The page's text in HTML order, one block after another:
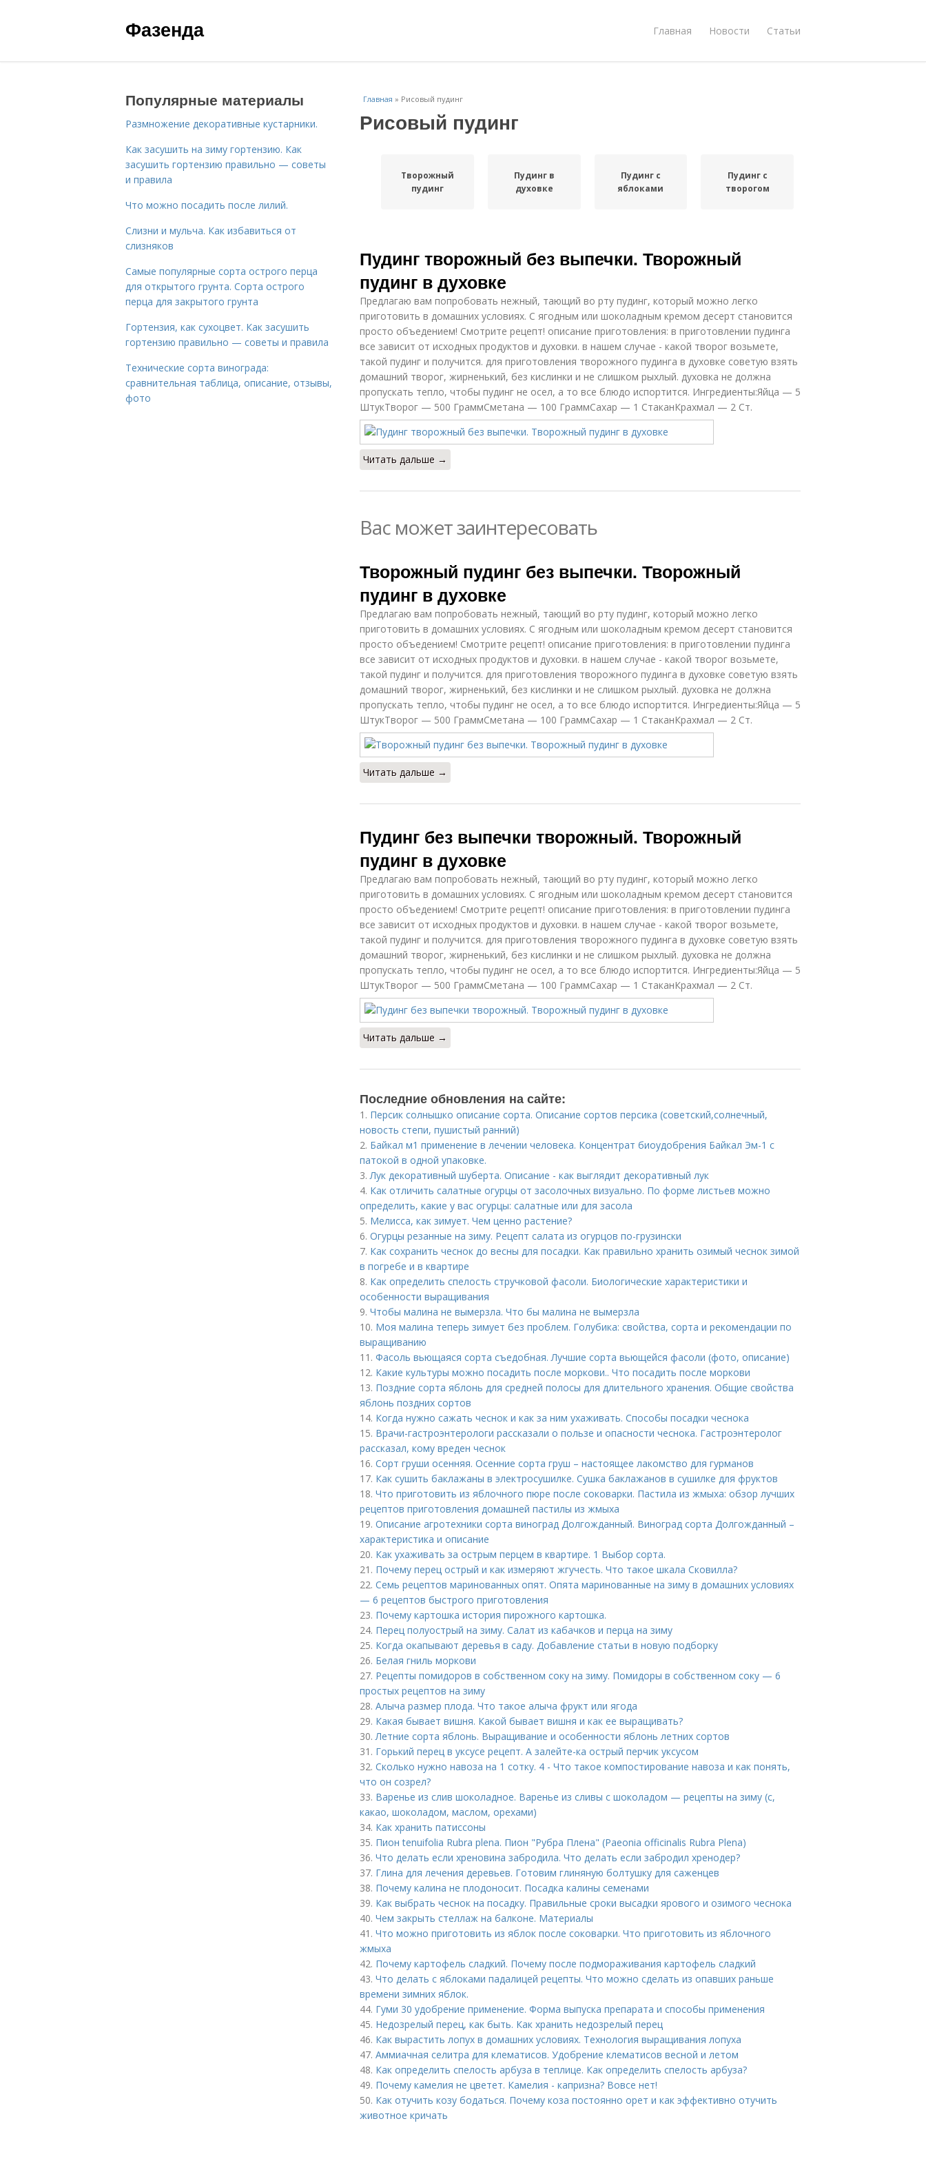
Фазенда Главная Новости Статьи
Главная » Рисовый пудинг
Рисовый пудинг
Творожный
пудинг
Пудинг в
духовке
Пудинг с
яблоками
Пудинг с
творогом
Пудинг творожный без выпечки. Творожный
пудинг в духовке
Предлагаю вам попробовать нежный, тающий во рту пудинг, который можно легко
приготовить в домашних условиях. С ягодным или шоколадным кремом десерт становится
просто объедением! Смотрите рецепт! описание приготовления: в приготовлении пудинга
все зависит от исходных продуктов и духовки. в нашем случае - какой творог возьмете,
такой пудинг и получится. для приготовления творожного пудинга в духовке советую взять
домашний творог, жирненький, без кислинки и не слишком рыхлый. духовка не должна
пропускать тепло, чтобы пудинг не осел, а то все блюдо испортится. Ингредиенты:Яйца — 5
ШтукТворог — 500 ГраммСметана — 100 ГраммСахар — 1 СтаканКрахмал — 2 Ст.
Читать дальше →
Вас может заинтересовать
Творожный пудинг без выпечки. Творожный
пудинг в духовке
Предлагаю вам попробовать нежный, тающий во рту пудинг, который можно легко
приготовить в домашних условиях. С ягодным или шоколадным кремом десерт становится
просто объедением! Смотрите рецепт! описание приготовления: в приготовлении пудинга
все зависит от исходных продуктов и духовки. в нашем случае - какой творог возьмете,
такой пудинг и получится. для приготовления творожного пудинга в духовке советую взять
домашний творог, жирненький, без кислинки и не слишком рыхлый. духовка не должна
пропускать тепло, чтобы пудинг не осел, а то все блюдо испортится. Ингредиенты:Яйца — 5
ШтукТворог — 500 ГраммСметана — 100 ГраммСахар — 1 СтаканКрахмал — 2 Ст.
Читать дальше →
Пудинг без выпечки творожный. Творожный
пудинг в духовке
Предлагаю вам попробовать нежный, тающий во рту пудинг, который можно легко
приготовить в домашних условиях. С ягодным или шоколадным кремом десерт становится
просто объедением! Смотрите рецепт! описание приготовления: в приготовлении пудинга
все зависит от исходных продуктов и духовки. в нашем случае - какой творог возьмете,
такой пудинг и получится. для приготовления творожного пудинга в духовке советую взять
домашний творог, жирненький, без кислинки и не слишком рыхлый. духовка не должна
пропускать тепло, чтобы пудинг не осел, а то все блюдо испортится. Ингредиенты:Яйца — 5
ШтукТворог — 500 ГраммСметана — 100 ГраммСахар — 1 СтаканКрахмал — 2 Ст.
Читать дальше →
Последние обновления на сайте:
1. Персик солнышко описание сорта. Описание сортов персика (советский,солнечный,
новость степи, пушистый ранний)
2. Байкал м1 применение в лечении человека. Концентрат биоудобрения Байкал Эм-1 с
патокой в одной упаковке.
3.Лук декоративный шуберта. Описание - как выглядит декоративный лук
4. Как отличить салатные огурцы от засолочных визуально. По форме листьев можно
определить, какие у вас огурцы: салатные или для засола
5. Мелисса, как зимует. Чем ценно растение?
6. Огурцы резанные на зиму. Рецепт салата из огурцов по-грузински
7. Как сохранить чеснок до весны для посадки. Как правильно хранить озимый чеснок зимой
в погребе и в квартире
8. Как определить спелость стручковой фасоли. Биологические характеристики и
особенности выращивания
9. Чтобы малина не вымерзла. Что бы малина не вымерзла
10. Моя малина теперь зимует без проблем. Голубика: свойства, сорта и рекомендации по
выращиванию
11. Фасоль вьющаяся сорта съедобная. Лучшие сорта вьющейся фасоли (фото, описание)
12. Какие культуры можно посадить после моркови.. Что посадить после моркови
13. Поздние сорта яблонь для средней полосы для длительного хранения. Общие свойства
яблонь поздних сортов
14. Когда нужно сажать чеснок и как за ним ухаживать. Способы посадки чеснока
15. Врачи-гастроэнтерологи рассказали о пользе и опасности чеснока. Гастроэнтеролог
рассказал, кому вреден чеснок
16. Сорт груши осенняя. Осенние сорта груш – настоящее лакомство для гурманов
17. Как сушить баклажаны в электросушилке. Сушка баклажанов в сушилке для фруктов
18. Что приготовить из яблочного пюре после соковарки. Пастила из жмыха: обзор лучших
рецептов приготовления домашней пастилы из жмыха
19. Описание агротехники сорта виноград Долгожданный. Виноград сорта Долгожданный –
характеристика и описание
20. Как ухаживать за острым перцем в квартире. 1 Выбор сорта.
21. Почему перец острый и как измеряют жгучесть. Что такое шкала Сковилла?
22. Семь рецептов маринованных опят. Опята маринованные на зиму в домашних условиях
— 6 рецептов быстрого приготовления
23. Почему картошка история пирожного картошка.
24. Перец полуострый на зиму. Салат из кабачков и перца на зиму
25. Когда окапывают деревья в саду. Добавление статьи в новую подборку
26. Белая гниль моркови
27. Рецепты помидоров в собственном соку на зиму. Помидоры в собственном соку — 6
простых рецептов на зиму
28. Алыча размер плода. Что такое алыча фрукт или ягода
29. Какая бывает вишня. Какой бывает вишня и как ее выращивать?
30.Летние сорта яблонь. Выращивание и особенности яблонь летних сортов
31. Горький перец в уксусе рецепт. А залейте-ка острый перчик уксусом
32. Сколько нужно навоза на 1 сотку. 4 - Что такое компостирование навоза и как понять,
что он созрел?
33. Варенье из слив шоколадное. Варенье из сливы с шоколадом — рецепты на зиму (с,
какао, шоколадом, маслом, орехами)
34. Как хранить патиссоны
35. Пион tenuifolia Rubra plena. Пион "Рубра Плена" (Paeonia officinalis Rubra Plena)
36. Что делать если хреновина забродила. Что делать если забродил хренодер?
37. Глина для лечения деревьев. Готовим глиняную болтушку для саженцев
38. Почему калина не плодоносит. Посадка калины семенами
39. Как выбрать чеснок на посадку. Правильные сроки высадки ярового и озимого чеснока
40. Чем закрыть стеллаж на балконе. Материалы
41. Что можно приготовить из яблок после соковарки. Что приготовить из яблочного
жмыха
42. Почему картофель сладкий. Почему после подмораживания картофель сладкий
43. Что делать с яблоками падалицей рецепты. Что можно сделать из опавших раньше
времени зимних яблок.
44. Гуми 30 удобрение применение. Форма выпуска препарата и способы применения
45. Недозрелый перец, как быть. Как хранить недозрелый перец
46. Как вырастить лопух в домашних условиях. Технология выращивания лопуха
47. Аммиачная селитра для клематисов. Удобрение клематисов весной и летом
48. Как определить спелость арбуза в теплице. Как определить спелость арбуза?
49. Почему камелия не цветет. Камелия - капризна? Вовсе нет!
50. Как отучить козу бодаться. Почему коза постоянно орет и как эффективно отучить
животное кричать
Популярные материалы
Размножение декоративные кустарники.
Как засушить на зиму гортензию. Как
засушить гортензию правильно — советы
и правила
Что можно посадить после лилий.
Слизни и мульча. Как избавиться от
слизняков
Самые популярные сорта острого перца
для открытого грунта. Сорта острого
перца для закрытого грунта
Гортензия, как сухоцвет. Как засушить
гортензию правильно — советы и правила
Технические сорта винограда:
сравнительная таблица, описание, отзывы,
фото